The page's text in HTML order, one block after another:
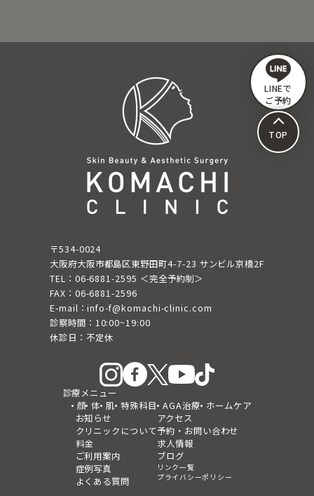
〒534-0024
大阪府大阪市都島区東野田町4-7-23 サンビル京橋2F
TEL：06-6881-2595 ＜完全予約制＞
FAX：06-6881-2596
E-mail：info-f@komachi-clinic.com
診察時間：10:00~19:00
休診日：不定休
診療メニュー
顔 体 肌 特殊科目 AGA治療 ホームケア
お知らせ
クリニックについて
料金
ご利用案内
症例写真
よくある質問
アクセス
予約・お問い合わせ
求人情報
ブログ
リンク一覧
プライバシーポリシー
LINEで
ご予約
TOP